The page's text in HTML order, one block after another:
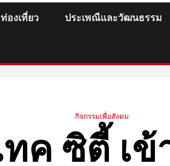
ท่องเที่ยว ประเพณีและวัฒนธรรม
กิจกรรมเพื่อสังคม
ค ซิตี้ เ